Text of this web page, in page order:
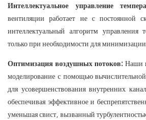
Интеллектуальное управление
вентиляции работает не с постоянной
интеллектуальный алгоритм управления
только при необходимости для
Оптимизация воздушных потоков: Наши
моделирование с помощью
для усовершенствования внутренних
обеспечивая эффективное и
уменьшая свист, вызванный